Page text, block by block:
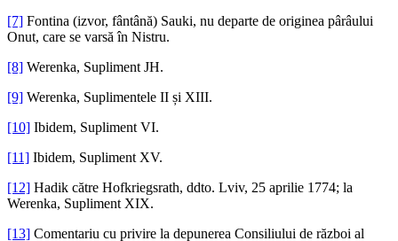
[7] Fontina (izvor, fântână) Sauki, nu departe de originea pârâului
Onut, care se varsă în Nistru.
[8] Werenka, Supliment JH.
[9] Werenka, Suplimentele II și XIII.
[10] Ibidem, Supliment VI.
[11] Ibidem, Supliment XV.
[12] Hadik către Hofkriegsrath, ddto. Lviv, 25 aprilie 1774; la
Werenka, Supliment XIX.
[13] Comentariu cu privire la depunerea Consiliului de război al